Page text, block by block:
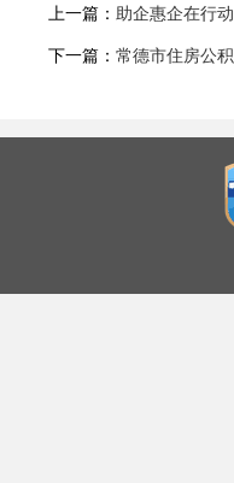
上一篇： 助企惠企在行
下一篇： 常德市住房公